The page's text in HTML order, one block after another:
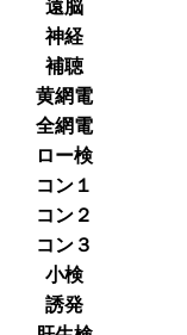
遠脳
神経
補聴
黄網電
全網電
ロー検
コン１
コン２
コン３
小検
誘発